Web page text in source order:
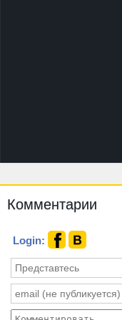
Комментарии
Login: